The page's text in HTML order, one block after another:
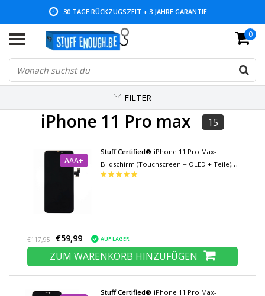
30 TAGE RÜCKZUGSZEIT + 3 JAHRE GARANTIE
NIEDRIGE PREISE UND GROSSE AUSWAHL 0
FILTER
iPhone 11 Pro max 15
AAA+
Stuff Certified® iPhone 11 Pro Max-
Bildschirm (Touchscreen + OLED + Teile)
AAA+-Qualität – Schwarz
€117,95 €59,99 AUF LAGER
ZUM WARENKORB HINZUFÜGEN
Stuff Certified® iPhone 11 Pro Max-